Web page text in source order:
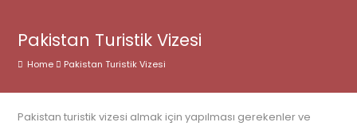
Pakistan Turistik Vizesi
Home Pakistan Turistik Vizesi
Pakistan turistik vizesi almak için yapılması gerekenler ve